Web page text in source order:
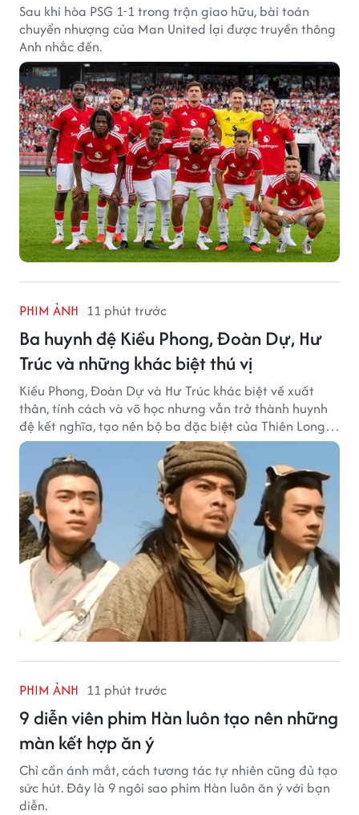
Sau khi hòa PSG 1-1 trong trận giao hữu, bài toán
chuyển nhượng của Man United lại được truyền thông
Anh nhắc đến.
PHIM ẢNH 11 phút trước
Ba huynh đệ Kiều Phong, Đoàn Dự, Hư
Trúc và những khác biệt thú vị
Kiều Phong, Đoàn Dự và Hư Trúc khác biệt về xuất
thân, tính cách và võ học nhưng vẫn trở thành huynh
đệ kết nghĩa, tạo nên bộ ba đặc biệt của Thiên Long
Bát Bộ.
PHIM ẢNH 11 phút trước
9 diễn viên phim Hàn luôn tạo nên những
màn kết hợp ăn ý
Chỉ cần ánh mắt, cách tương tác tự nhiên cũng đủ tạo
sức hút. Đây là 9 ngôi sao phim Hàn luôn ăn ý với bạn
diễn.